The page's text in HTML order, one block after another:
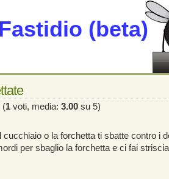
Fastidio (beta)
(1 voti, media: 3.00 su 5)
cucchiaio o la forchetta ti sbatte contro i
per sbaglio la forchetta e ci fai